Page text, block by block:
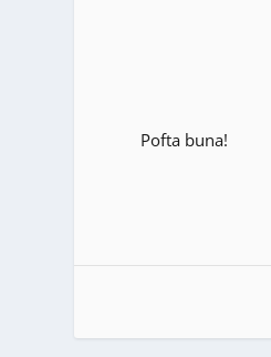
Pofta buna!